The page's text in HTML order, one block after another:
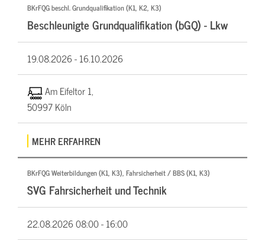
BKrFQG beschl. Grundqualifikation (K1, K2, K3)
Beschleunigte Grundqualifikation (bGQ) - Lkw
19.08.2026 -16.10.2026
Am Eifeltor 1,
50997 Köln
MEHR ERFAHREN
BKrFQG Weiterbildungen (K1, K3), Fahrsicherheit / BBS (K1, K3)
SVG Fahrsicherheit und Technik
22.08.202608:00 - 16:00